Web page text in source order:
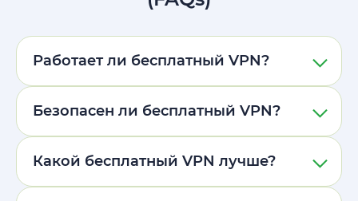
Работает ли бесплатный VPN?
Безопасен ли бесплатный VPN?
Какой бесплатный VPN лучше?